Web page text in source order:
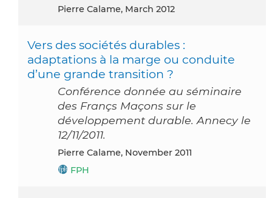
Pierre Calame, March 2012
Vers des sociétés durables :
adaptations à la marge ou conduite
d’une grande transition ?
Conférence donnée au séminaire
des Françs Maçons sur le
développement durable. Annecy le
12/11/2011.
Pierre Calame, November 2011
FPH